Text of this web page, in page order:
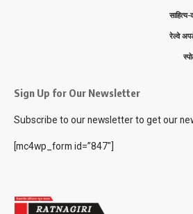
रेल्वे
Sign Up for Our Newsletter
Subscribe to our newsletter to get our
[mc4wp_form id=”847″]